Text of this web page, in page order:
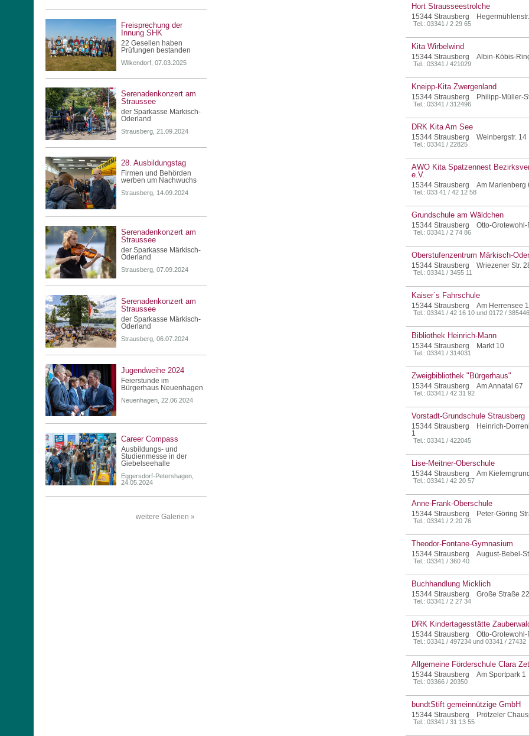
Freisprechung der
Innung SHK
22 Gesellen haben
Prüfungen bestanden
Wilkendorf, 07.03.2025
Serenadenkonzert am
Straussee
der Sparkasse Märkisch-
Oderland
Strausberg, 21.09.2024
28. Ausbildungstag
Firmen und Behörden
werben um Nachwuchs
Strausberg, 14.09.2024
Serenadenkonzert am
Straussee
der Sparkasse Märkisch-
Oderland
Strausberg, 07.09.2024
Serenadenkonzert am
Straussee
der Sparkasse Märkisch-
Oderland
Strausberg, 06.07.2024
Jugendweihe 2024
Feierstunde im
Bürgerhaus Neuenhagen
Neuenhagen, 22.06.2024
Career Compass
Ausbildungs- und
Studienmesse in der
Giebelseehalle
Eggersdorf-Petershagen,
24.05.2024
weitere Galerien »
Hort Strausseestrolche
15344 Strausberg
Tel.: 03341 / 2 29 65
Kita Wirbelwind
15344 Strausberg Albin-Köbis-
Tel.: 03341 / 421029
Kneipp-Kita Zwergenland
15344 Strausberg Philipp-Müller-
Tel.: 03341 / 312496
DRK Kita Am See
15344 Strausberg Weinbergstr. 14
Tel.: 03341 / 22825
AWO Kita Spatzennest
e.V.
15344 Strausberg Am Marienberg
Tel.: 033 41 / 42 12 58
Grundschule am Wäldchen
15344 Strausberg Otto-Grotewohl-
Tel.: 03341 / 2 74 86
Oberstufenzentrum Märkisch-
15344 Strausberg Wriezener Str.
Tel.: 03341 / 3455 11
Kaiser´s Fahrschule
15344 Strausberg Am Herrensee
Tel.: 03341 / 42 16 10 und 0172 /
Bibliothek Heinrich-Mann
15344 Strausberg Markt 10
Tel.: 03341 / 314031
Zweigbibliothek "Bürgerhaus"
15344 Strausberg Am Annatal 67
Tel.: 03341 / 42 31 92
Vorstadt-Grundschule Strausberg
15344 Strausberg Heinrich-
1
Tel.: 03341 / 422045
Lise-Meitner-Oberschule
15344 Strausberg Am Kieferngrund
Tel.: 03341 / 42 20 57
Anne-Frank-Oberschule
15344 Strausberg Peter-Göring
Tel.: 03341 / 2 20 76
Theodor-Fontane-Gymnasium
15344 Strausberg August-Bebel-
Tel.: 03341 / 360 40
Buchhandlung Micklich
15344 Strausberg Große Straße 22
Tel.: 03341 / 2 27 34
DRK Kindertagesstätte
15344 Strausberg Otto-Grotewohl-
Tel.: 03341 / 497234 und 03341 / 27432
Allgemeine Förderschule Clara
15344 Strausberg Am Sportpark 1
Tel.: 03366 / 20350
bundtStift gemeinnützige GmbH
15344 Strausberg Prötzeler
Tel.: 03341 / 31 13 55